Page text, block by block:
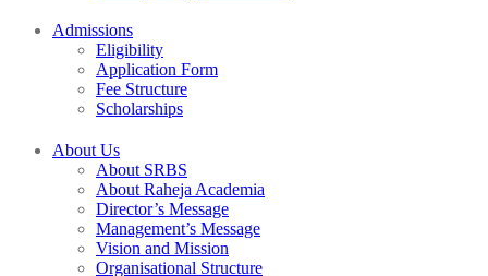
Admissions
Eligibility
Application Form
Fee Structure
Scholarships
About Us
About SRBS
About Raheja Academia
Director’s Message
Management’s Message
Vision and Mission
Organisational Structure